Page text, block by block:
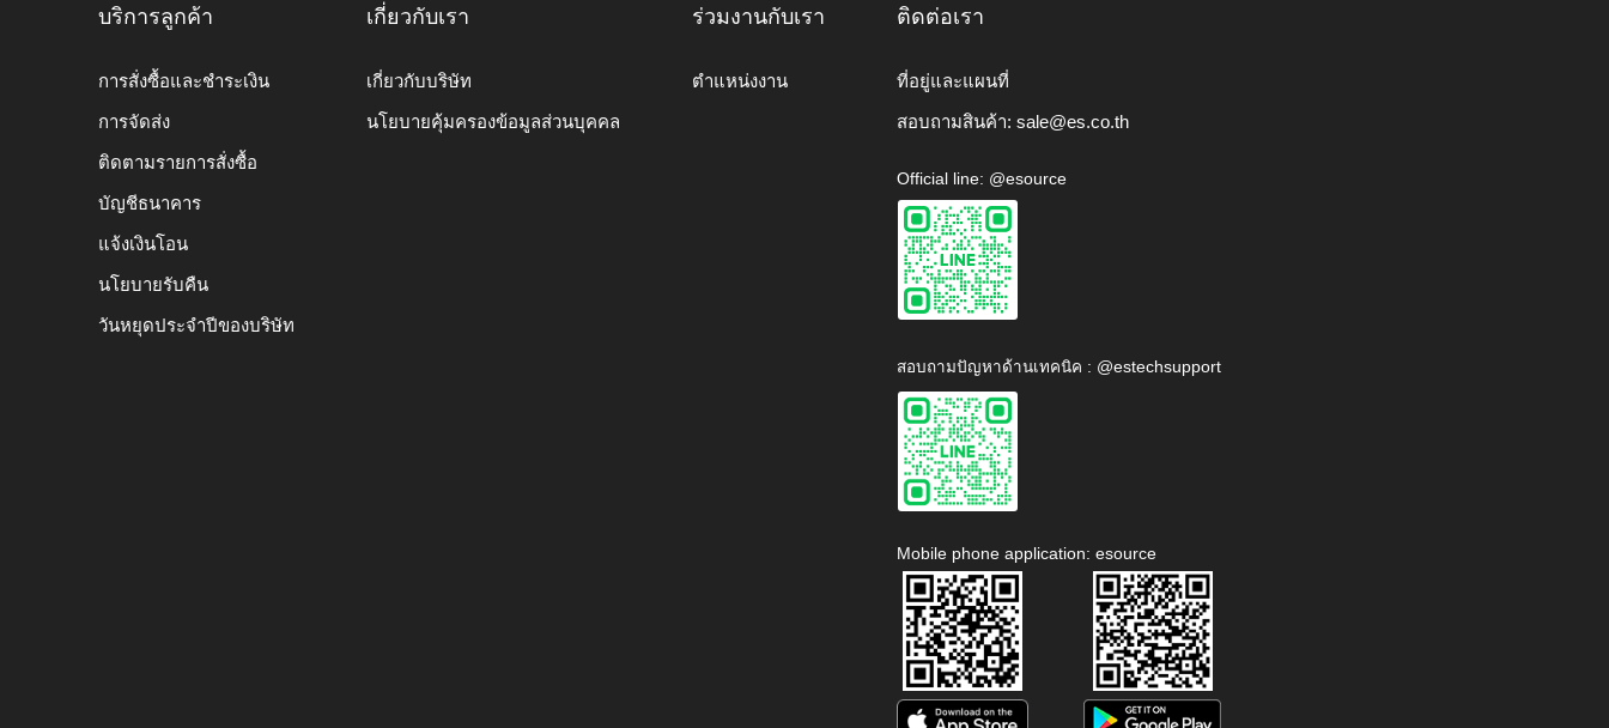
บริการลูกค้า
การสั่งซื้อและชำระเงิน
การจัดส่ง
ติดตามรายการสั่งซื้อ
บัญชีธนาคาร
แจ้งเงินโอน
นโยบายรับคืน
วันหยุดประจำปีของบริษัท
เกี่ยวกับเรา
เกี่ยวกับบริษัท
นโยบายคุ้มครองข้อมูลส่วนบุคคล
ร่วมงานกับเรา
ตำแหน่งงาน
ติดต่อเรา
ที่อยู่และแผนที่
สอบถามสินค้า: sale@es.co.th
Official line: @esource
สอบถามปัญหาด้านเทคนิค : @estechsupport
Mobile phone application: esource